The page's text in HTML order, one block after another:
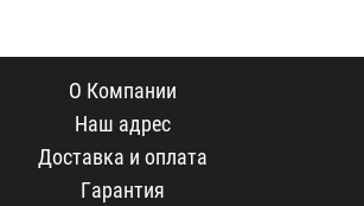
О Компании
Наш адрес
Доставка и оплата
Гарантия